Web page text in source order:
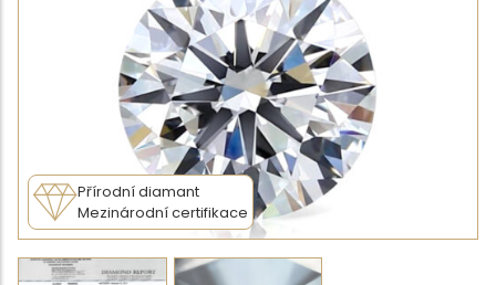
Přírodní diamant
Mezinárodní certifikace